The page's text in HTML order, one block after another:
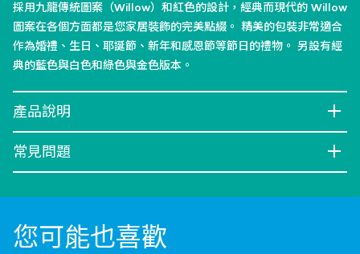
採用九龍傳統圖案（Willow）和紅色的設計，經典而現代的 Willow
圖案在各個方面都是您家居裝飾的完美點綴。 精美的包裝非常適合
作為婚禮、生日、耶誕節、新年和感恩節等節日的禮物。 另設有經
典的藍色與白色和綠色與金色版本。
產品說明
常見問題
您可能也喜歡